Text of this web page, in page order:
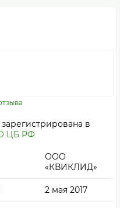
в
ЦБ РФ
ООО
«КВИКЛИД»
2 мая 2017